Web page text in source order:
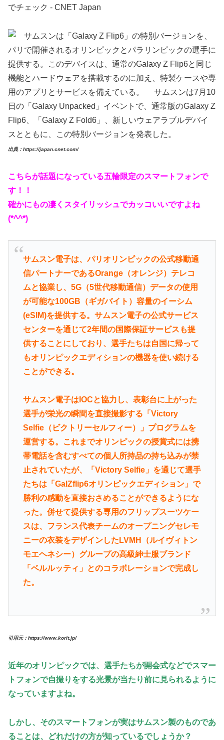
出典：https://japan.cnet.com/
こちらが話題になっている五輪限定のスマートフォンで
す！！
確かにもの凄くスタイリッシュでカッコいいですよね
(*^^*)
サムスン電子は、パリオリンピックの公式移動通
信パートナーであるOrange（オレンジ）テレコ
ムと協業し、5G（5世代移動通信）データの使用
が可能な100GB（ギガバイト）容量のイーシム
(eSIM)を提供する。サムスン電子の公式サービス
センターを通じて2年間の国際保証サービスも提
供することにしており、選手たちは自国に帰って
もオリンピックエディションの機器を使い続ける
ことができる。
サムスン電子はIOCと協力し、表彰台に上がった
選手が栄光の瞬間を直接撮影する「Victory
Selfie（ビクトリーセルフィー）」プログラムを
運営する。これまでオリンピックの授賞式には携
帯電話を含むすべての個人所持品の持ち込みが禁
止されていたが、「Victory Selfie」を通じて選手
たちは「GalZflip6オリンピックエディション」で
勝利の感動を直接おさめることができるようにな
った。併せて提供する専用のフリップスーツケー
スは、フランス代表チームのオープニングセレモ
ニーの衣装をデザインしたLVMH（ルイヴィトン
モエヘネシー）グループの高級紳士服ブランド
「ベルルッティ」とのコラボレーションで完成し
た。
引用元：https://www.korit.jp/
近年のオリンピックでは、選手たちが開会式などでスマー
トフォンで自撮りをする光景が当たり前に見られるように
なっていますよね。
しかし、そのスマートフォンが実はサムスン製のものであ
ることは、どれだけの方が知っているでしょうか？